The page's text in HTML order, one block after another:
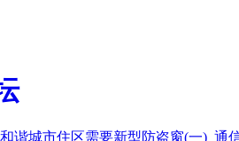
谐城市住区需要新型防盗窗(一)_通